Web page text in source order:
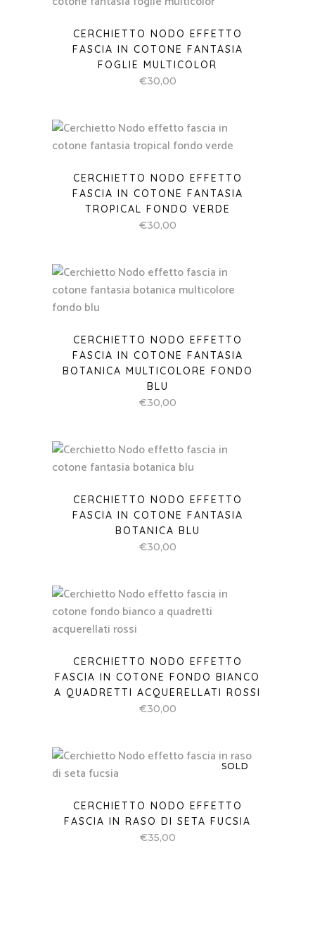
CERCHIETTO NODO EFFETTO
FASCIA IN COTONE FANTASIA
FOGLIE MULTICOLOR
€30,00
CERCHIETTO NODO EFFETTO
FASCIA IN COTONE FANTASIA
TROPICAL FONDO VERDE
€30,00
CERCHIETTO NODO EFFETTO
FASCIA IN COTONE FANTASIA
BOTANICA MULTICOLORE FONDO
BLU
€30,00
CERCHIETTO NODO EFFETTO
FASCIA IN COTONE FANTASIA
BOTANICA BLU
€30,00
CERCHIETTO NODO EFFETTO
FASCIA IN COTONE FONDO BIANCO
A QUADRETTI ACQUERELLATI ROSSI
€30,00
SOLD
CERCHIETTO NODO EFFETTO
FASCIA IN RASO DI SETA FUCSIA
€35,00